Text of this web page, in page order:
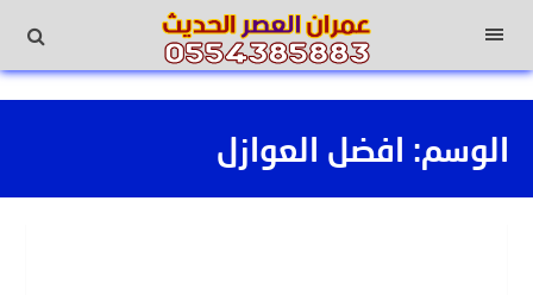
القائمة
الوسم: افضل العوازل